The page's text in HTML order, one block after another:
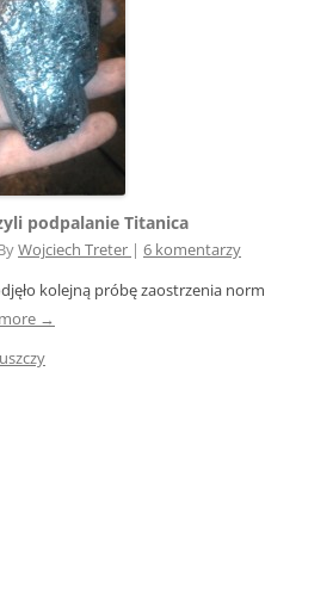
podpalanie Titanica
Wojciech Treter | 6 komentarzy
kolejną próbę zaostrzenia norm
→